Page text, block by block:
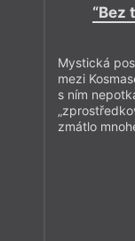
“Bez
Mystická
mezi
s ním
zmátlo